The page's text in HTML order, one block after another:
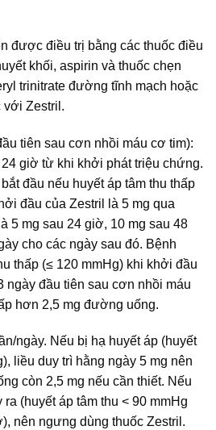
được điều trị bằng các thuốc điều
khối, aspirin và thuốc chẹn
trinitrate đường tĩnh mạch hoặc
với Zestril.
tiên sau cơn nhồi máu cơ tim):
giờ từ khi khởi phát triệu chứng.
đầu nếu huyết áp tâm thu thấp
đầu của Zestril là 5 mg qua
5 mg sau 24 giờ, 10 mg sau 48
cho các ngày sau đó. Bệnh
thấp (≤ 120 mmHg) khi khởi đầu
ngày đầu tiên sau cơn nhồi máu
hơn 2,5 mg đường uống.
ngày. Nếu bị hạ huyết áp (huyết
liều duy trì hằng ngày 5 mg nên
còn 2,5 mg nếu cần thiết. Nếu
(huyết áp tâm thu < 90 mmHg
nên ngưng dùng thuốc Zestril.